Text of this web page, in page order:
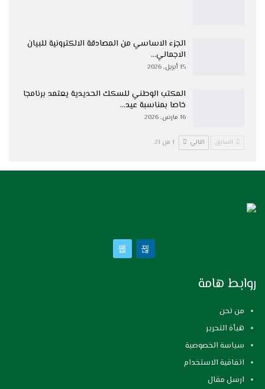
الجزء الاساسي من المصادقة الالكترونية للبيان
الاجمالي…
15 أبريل, 2026
المكتب الوطني للسكك الحديدية يعتمد برنامجا
خاصا بمناسبة عيد…
16 مارس, 2026
السابق التالي 1 من 21
روابط هامة
من نحن
هيأة التحرير
سياسة الخصوصية
اتفاقية الاستخدام
ارسل مقال